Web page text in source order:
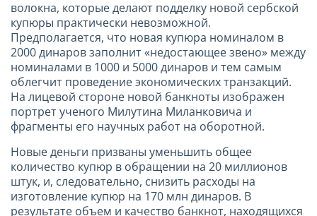
волокна, которые делают подделку новой сербской
купюры практически невозможной.
Предполагается, что новая купюра номиналом в
2000 динаров заполнит «недостающее звено» между
номиналами в 1000 и 5000 динаров и тем самым
облегчит проведение экономических транзакций.
На лицевой стороне новой банкноты изображен
портрет ученого Милутина Миланковича и
фрагменты его научных работ на оборотной.
Новые деньги призваны уменьшить общее
количество купюр в обращении на 20 миллионов
штук, и, следовательно, снизить расходы на
изготовление купюр на 170 млн динаров. В
результате объем и качество банкнот, находящихся